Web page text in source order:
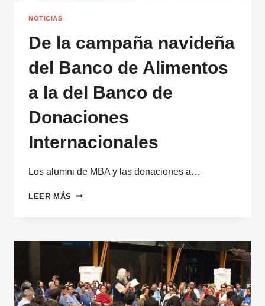
NOTICIAS
De la campaña navideña
del Banco de Alimentos
a la del Banco de
Donaciones
Internacionales
Los alumni de MBA y las donaciones a…
LEER MÁS DE
DEL
BANCO
ALIMENTOS
A
LA